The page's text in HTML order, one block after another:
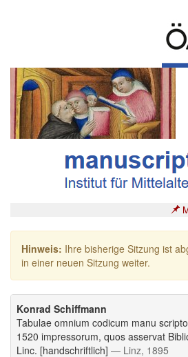
Hinweis: Ihre bisherige Sitzung ist
in einer neuen Sitzung weiter.
Konrad Schiffmann
Tabulae omnium codicum manu
1520 impressorum, quos asservat
Linc. [handschriftlich] — Linz, 1895